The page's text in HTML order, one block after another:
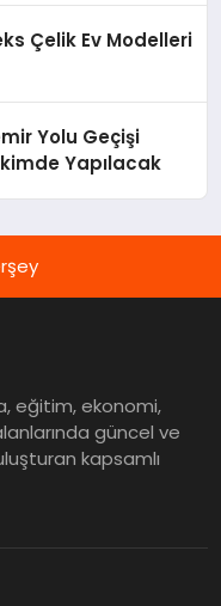
Çelik Ev Modelleri
Yolu Geçişi
Yapılacak
eğitim, ekonomi,
güncel ve
kapsamlı